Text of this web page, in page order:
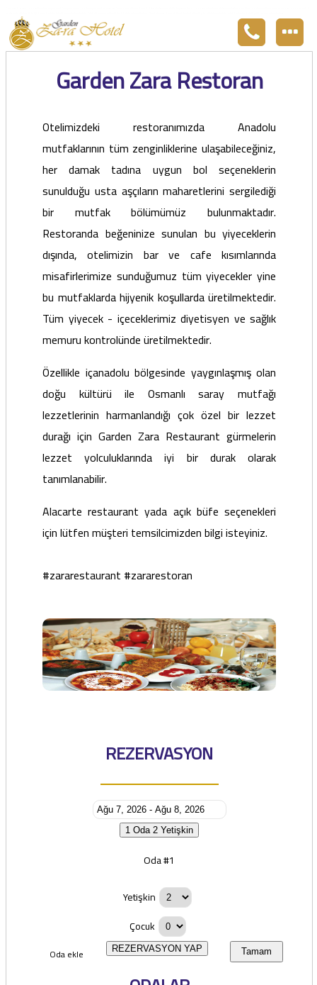
Garden Zara Restoran
Otelimizdeki restoranımızda Anadolu
mutfaklarının tüm zenginliklerine ulaşabileceğiniz,
her damak tadına uygun bol seçeneklerin
sunulduğu usta aşçıların maharetlerini sergilediği
bir mutfak bölümümüz bulunmaktadır.
Restoranda beğeninize sunulan bu yiyeceklerin
dışında, otelimizin bar ve cafe kısımlarında
misafirlerimize sunduğumuz tüm yiyecekler yine
bu mutfaklarda hijyenik koşullarda üretilmektedir.
Tüm yiyecek - içeceklerimiz diyetisyen ve sağlık
memuru kontrolünde üretilmektedir.
Özellikle içanadolu bölgesinde yaygınlaşmış olan
doğu kültürü ile Osmanlı saray mutfağı
lezzetlerinin harmanlandığı çok özel bir lezzet
durağı için Garden Zara Restaurant gürmelerin
lezzet yolculuklarında iyi bir durak olarak
tanımlanabilir.
Alacarte restaurant yada açık büfe seçenekleri
için lütfen müşteri temsilcimizden bilgi isteyiniz.
#zararestaurant #zararestoran
REZERVASYON
1 Oda 2 Yetişkin
Oda #1
Yetişkin
Çocuk
Oda ekle Tamam
REZERVASYON YAP